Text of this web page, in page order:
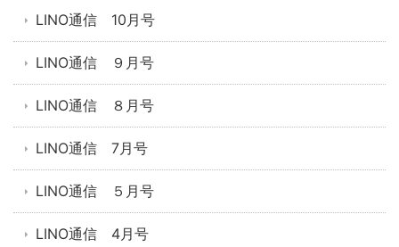
LINO通信 10月号
LINO通信 ９月号
LINO通信 ８月号
LINO通信 7月号
LINO通信 ５月号
LINO通信 4月号